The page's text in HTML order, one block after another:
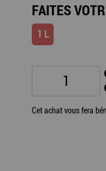
FAITES
1 L
Cet achat vous fera